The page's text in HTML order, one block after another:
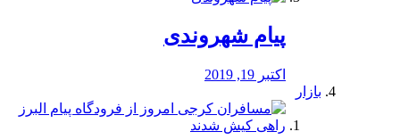
پیام شهروندی
اکتبر 19, 2019
بازار